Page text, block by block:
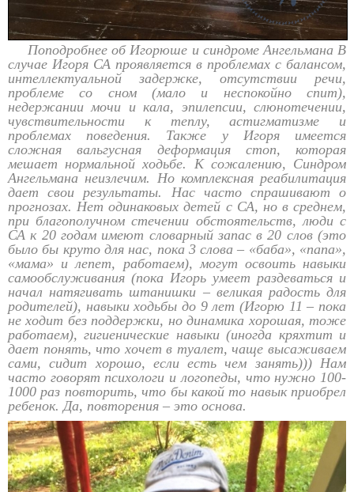
Поподробнее об Игорюше и синдроме Ангельмана В
случае Игоря СА проявляется в проблемах с балансом,
интеллектуальной задержке, отсутствии речи,
проблеме со сном (мало и неспокойно спит),
недержании мочи и кала, эпилепсии, слюнотечении,
чувствительности к теплу, астигматизме и
проблемах поведения. Также у Игоря имеется
сложная вальгусная деформация стоп, которая
мешает нормальной ходьбе. К сожалению, Синдром
Ангельмана неизлечим. Но комплексная реабилитация
дает свои результаты. Нас часто спрашивают о
прогнозах. Нет одинаковых детей с СА, но в среднем,
при благополучном стечении обстоятельств, люди с
СА к 20 годам имеют словарный запас в 20 слов (это
было бы круто для нас, пока 3 слова – «баба», «папа»,
«мама» и лепет, работаем), могут освоить навыки
самообслуживания (пока Игорь умеет раздеваться и
начал натягивать штанишки – великая радость для
родителей), навыки ходьбы до 9 лет (Игорю 11 – пока
не ходит без поддержки, но динамика хорошая, тоже
работаем), гигиенические навыки (иногда кряхтит и
дает понять, что хочет в туалет, чаще высаживаем
сами, сидит хорошо, если есть чем занять))) Нам
часто говорят психологи и логопеды, что нужно 100-
1000 раз повторить, что бы какой то навык приобрел
ребенок. Да, повторения – это основа.